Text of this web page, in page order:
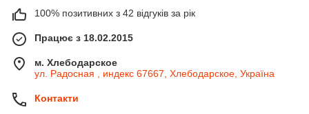
100% позитивних з 42 відгуків за рік
Працює з 18.02.2015
м. Хлебодарское
ул. Радосная , индекс 67667, Хлебодарское, Україна
Контакти